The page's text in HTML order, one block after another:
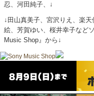
忍、河田純子、↓
↓田山真美子、宮沢りえ、楽
絵、芳賀ゆい、桜井幸子など
Music Shop』から↓